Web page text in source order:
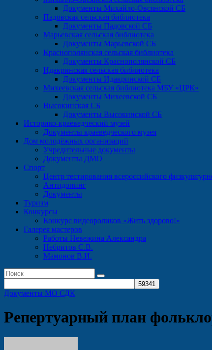
Документы Михайло-Овсянской СБ
Падовская сельская библиотека
Документы Падовской СБ
Марьевская сельская библиотека
Документы Марьевской СБ
Краснополянская сельская библиотека
Документы Краснополянской СБ
Идакринская сельская библиотека
Документы Идакринской СБ
Михеевская сельская библиотека МБУ «ЦРК»
Документы Михеевской СБ
Высокинская СБ
Документы Высокинской СБ
Историко-краеведческий музей
Документы краеведческого музея
Дом молодёжных организаций
Учредительные документы
Документы ДМО
Спорт
Центр тестирования всероссийского
Антидопинг
Документы
Туризм
Конкурсы
Конкурс видеороликов «Жить здорово!»
Галерея мастеров
Работы Невежина Александра
Небритов С.В.
Мамонов В.И.
Документы МО СДК
Репертуарный план